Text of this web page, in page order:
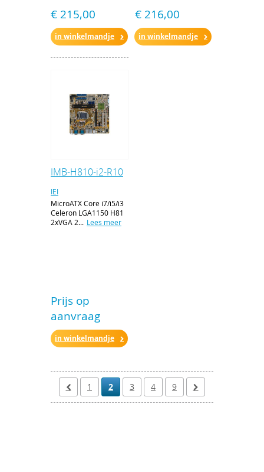
€ 215,00
in winkelmandje
€ 216,00
in winkelmandje
IMB-H810-i2-R10
IEI
MicroATX Core i7/i5/i3
Celeron LGA1150 H81
2xVGA 2... Lees meer
Prijs op
aanvraag
in winkelmandje
1 2 3 4 9